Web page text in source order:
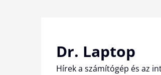
Dr. Laptop
Hírek a számítógép és az